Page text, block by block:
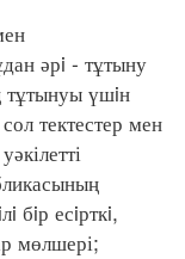
әрi - тұтыну
тұтынуы үшiн
тектестер мен
бiр есiрткi,
мөлшері;